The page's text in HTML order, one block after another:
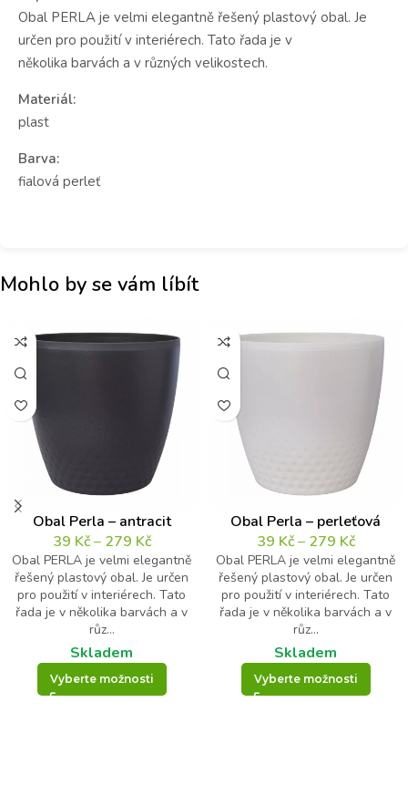
Obal PERLA je velmi elegantně řešený plastový obal. Je
určen pro použití v interiérech. Tato řada je v
několika barvách a v různých velikostech.
Materiál:
plast
Barva:
fialová perleť
Mohlo by se vám líbít
Obal Perla – antracit
39 Kč– 279 Kč
Obal PERLA je velmi elegantně
řešený plastový obal. Je určen
pro použití v interiérech. Tato
řada je v několika barvách a v
růz...
Skladem
Vyberte možnosti
Obal Perla – perleťová
39 Kč– 279 Kč
Obal PERLA je velmi elegantně
řešený plastový obal. Je určen
pro použití v interiérech. Tato
řada je v několika barvách a v
růz...
Skladem
Vyberte možnosti